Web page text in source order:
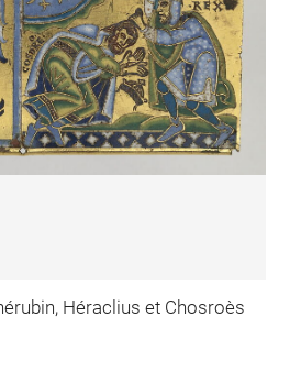
Héraclius et Chosroès